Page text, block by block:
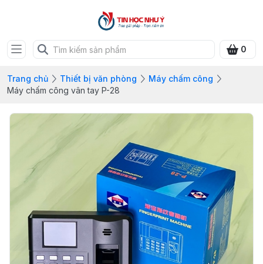
0
Trang chủ Thiết bị văn phòng
Máy chấm công
Máy chấm công vân tay P-28